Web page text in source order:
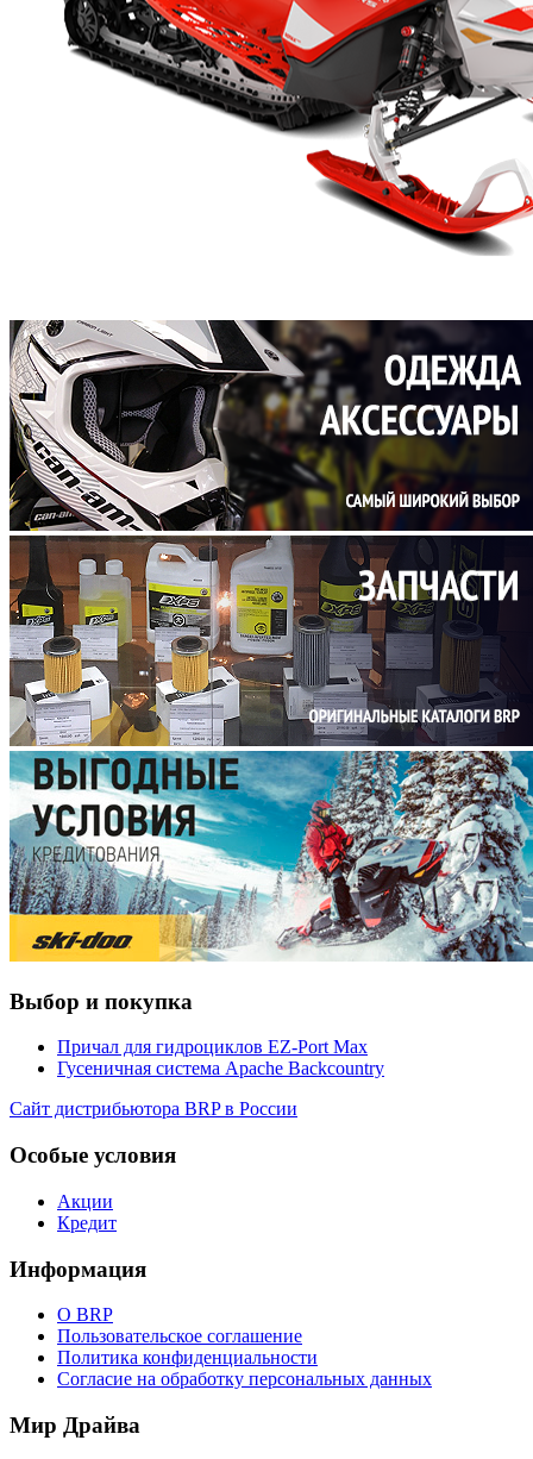
Выбор и покупка
Причал для гидроциклов EZ-Port Max
Гусеничная система Apache Backcountry
Сайт дистрибьютора BRP в России
Особые условия
Акции
Кредит
Информация
О BRP
Пользовательское соглашение
Политика конфиденциальности
Согласие на обработку персональных данных
Мир Драйва